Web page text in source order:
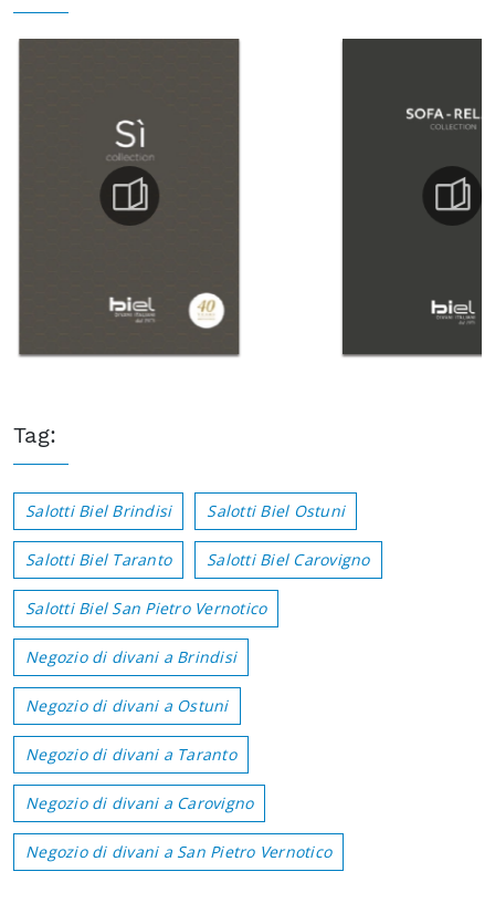
Tag:
Salotti Biel Brindisi Salotti Biel Ostuni
Salotti Biel Taranto Salotti Biel Carovigno
Salotti Biel San Pietro Vernotico
Negozio di divani a Brindisi
Negozio di divani a Ostuni
Negozio di divani a Taranto
Negozio di divani a Carovigno
Negozio di divani a San Pietro Vernotico